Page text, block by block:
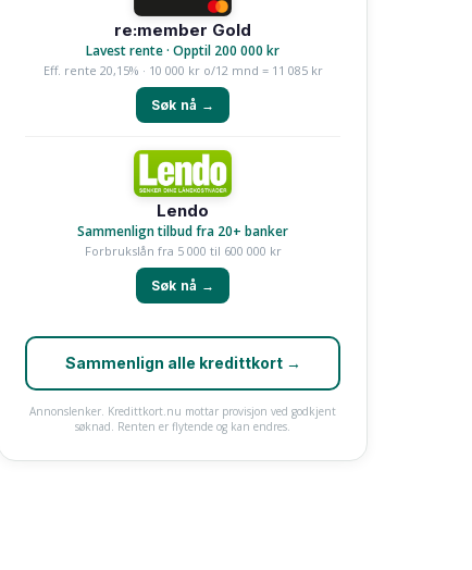
re:member Gold
Lavest rente · Opptil 200 000 kr
Eff. rente 20,15% · 10 000 kr o/12 mnd = 11 085 kr
Søk nå →
Lendo
Sammenlign tilbud fra 20+ banker
Forbrukslån fra 5 000 til 600 000 kr
Søk nå →
Sammenlign alle kredittkort →
Annonslenker. Kredittkort.nu mottar provisjon ved godkjent
søknad. Renten er flytende og kan endres.